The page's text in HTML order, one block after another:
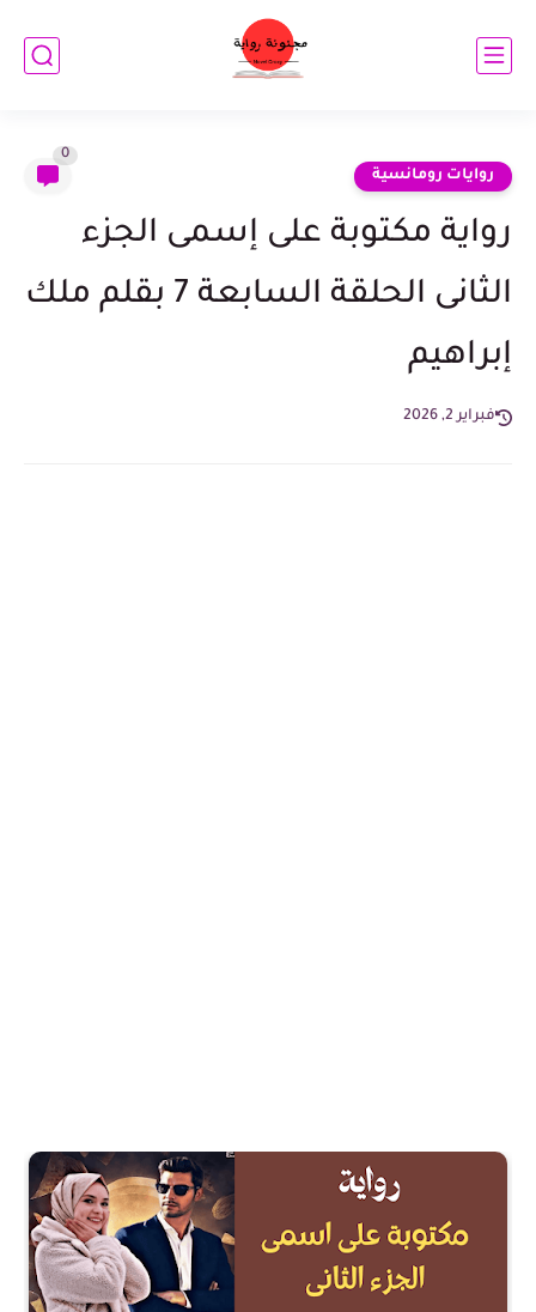
روايات رومانسية
0
رواية مكتوبة على إسمى الجزء
الثانى الحلقة السابعة 7 بقلم ملك
إبراهيم
فبراير 2, 2026